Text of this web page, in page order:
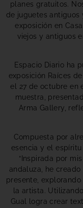
planes gratuitos.
de juguetes antiguos
exposición en
viejos y antiguos
Espacio Diario ha
exposición Raíces
el 27 de octubre en
muestra,
Arma Gallery,
Compuesta por
esencia y el
“Inspirada por
andaluza, he
presente,
la artista.
Gual logra crear